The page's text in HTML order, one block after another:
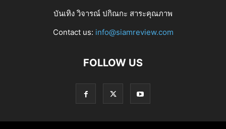
บันเทิง วิจารณ์ ปกิณกะ สาระคุณภาพ
Contact us: info@siamreview.com
FOLLOW US